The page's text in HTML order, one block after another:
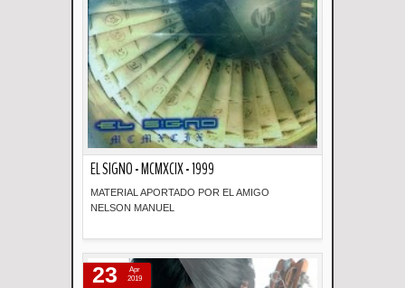
EL SIGNO - MCMXCIX - 1999
MATERIAL APORTADO POR EL AMIGO
NELSON MANUEL
23
Apr
2019